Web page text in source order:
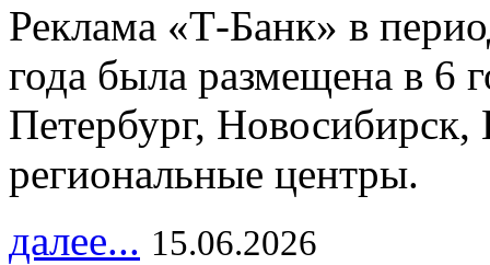
Реклама «Т-Банк» в
года была размещена в 6
Петербург,
региональные центры.
далее... 15.06.2026